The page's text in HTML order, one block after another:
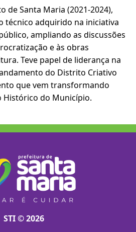
de Santa Maria (2021-2024),
técnico adquirido na iniciativa
ampliando as discussões
e às obras
Teve papel de liderança na
do Distrito Criativo
que vem transformando
Histórico do Município.
STI © 2026